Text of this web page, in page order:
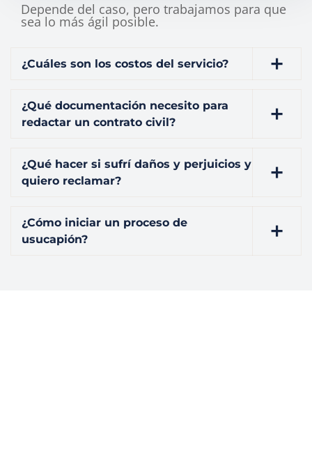
Depende del caso, pero trabajamos para que
sea lo más ágil posible.
¿Cuáles son los costos del servicio?
¿Qué documentación necesito para
redactar un contrato civil?
¿Qué hacer si sufrí daños y perjuicios y
quiero reclamar?
¿Cómo iniciar un proceso de
usucapión?